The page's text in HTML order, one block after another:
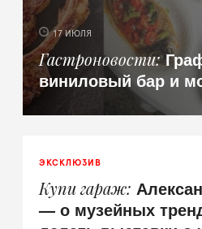
17 ИЮЛЯ
Гастроновости
виниловый бар и
ЭКСКЛЮЗИВ
Купи гараж
— о музейных